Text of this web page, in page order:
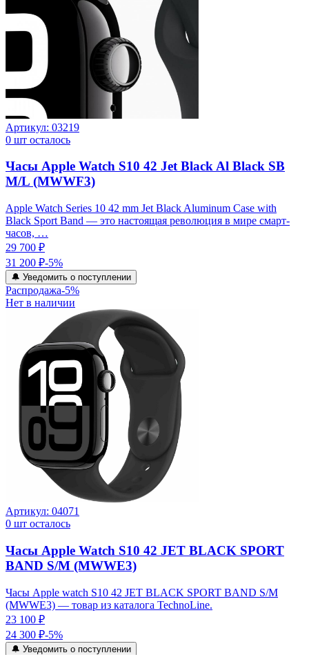
Артикул: 03219
0 шт осталось
Часы Apple Watch S10 42 Jet Black Al Black SB
M/L (MWWF3)
Apple Watch Series 10 42 mm Jet Black Aluminum Case with
Black Sport Band — это настоящая революция в мире смарт-
часов, …
29 700 ₽
31 200 ₽-5%
🔔 Уведомить о поступлении
Распродажа-5%
Нет в наличии
Артикул: 04071
0 шт осталось
Часы Apple Watch S10 42 JET BLACK SPORT
BAND S/M (MWWE3)
Часы Apple watch S10 42 JET BLACK SPORT BAND S/M
(MWWE3) — товар из каталога TechnoLine.
23 100 ₽
24 300 ₽-5%
🔔 Уведомить о поступлении